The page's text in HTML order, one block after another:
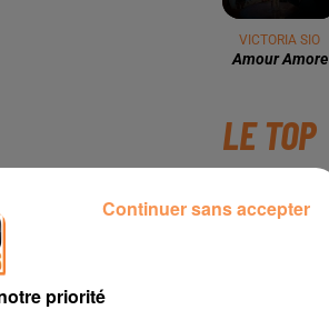
VICTORIA SIO
Amour Amore
LE TOP
1
priorité
Continuer sans accepter